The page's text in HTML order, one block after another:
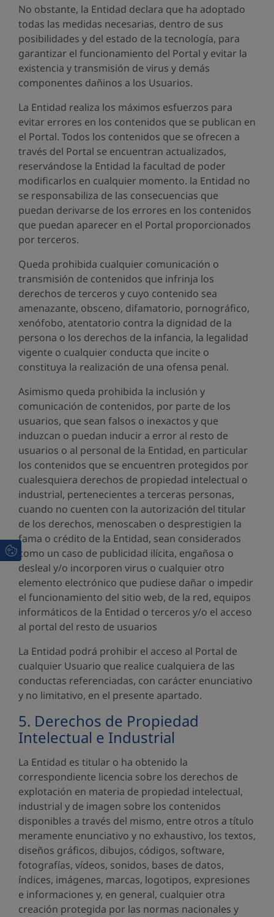
No obstante, la Entidad declara que ha adoptado
todas las medidas necesarias, dentro de sus
posibilidades y del estado de la tecnología, para
garantizar el funcionamiento del Portal y evitar la
existencia y transmisión de virus y demás
componentes dañinos a los Usuarios.
La Entidad realiza los máximos esfuerzos para
evitar errores en los contenidos que se publican en
el Portal. Todos los contenidos que se ofrecen a
través del Portal se encuentran actualizados,
reservándose la Entidad la facultad de poder
modificarlos en cualquier momento. la Entidad no
se responsabiliza de las consecuencias que
puedan derivarse de los errores en los contenidos
que puedan aparecer en el Portal proporcionados
por terceros.
Queda prohibida cualquier comunicación o
transmisión de contenidos que infrinja los
derechos de terceros y cuyo contenido sea
amenazante, obsceno, difamatorio, pornográfico,
xenófobo, atentatorio contra la dignidad de la
persona o los derechos de la infancia, la legalidad
vigente o cualquier conducta que incite o
constituya la realización de una ofensa penal.
Asimismo queda prohibida la inclusión y
comunicación de contenidos, por parte de los
usuarios, que sean falsos o inexactos y que
induzcan o puedan inducir a error al resto de
usuarios o al personal de la Entidad, en particular
los contenidos que se encuentren protegidos por
cualesquiera derechos de propiedad intelectual o
industrial, pertenecientes a terceras personas,
cuando no cuenten con la autorización del titular
de los derechos, menoscaben o desprestigien la
fama o crédito de la Entidad, sean considerados
como un caso de publicidad ilícita, engañosa o
desleal y/o incorporen virus o cualquier otro
elemento electrónico que pudiese dañar o impedir
el funcionamiento del sitio web, de la red, equipos
informáticos de la Entidad o terceros y/o el acceso
al portal del resto de usuarios
La Entidad podrá prohibir el acceso al Portal de
cualquier Usuario que realice cualquiera de las
conductas referenciadas, con carácter enunciativo
y no limitativo, en el presente apartado.
5. Derechos de Propiedad
Intelectual e Industrial
La Entidad es titular o ha obtenido la
correspondiente licencia sobre los derechos de
explotación en materia de propiedad intelectual,
industrial y de imagen sobre los contenidos
disponibles a través del mismo, entre otros a título
meramente enunciativo y no exhaustivo, los textos,
diseños gráficos, dibujos, códigos, software,
fotografías, vídeos, sonidos, bases de datos,
índices, imágenes, marcas, logotipos, expresiones
e informaciones y, en general, cualquier otra
creación protegida por las normas nacionales y